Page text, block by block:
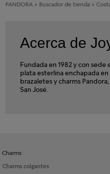
PANDORA > Buscador de tienda >
Acerca de
Fundada en 1982 y con sede
plata esterlina enchapada
brazaletes y charms
San José.
Charms
Charms colgantes